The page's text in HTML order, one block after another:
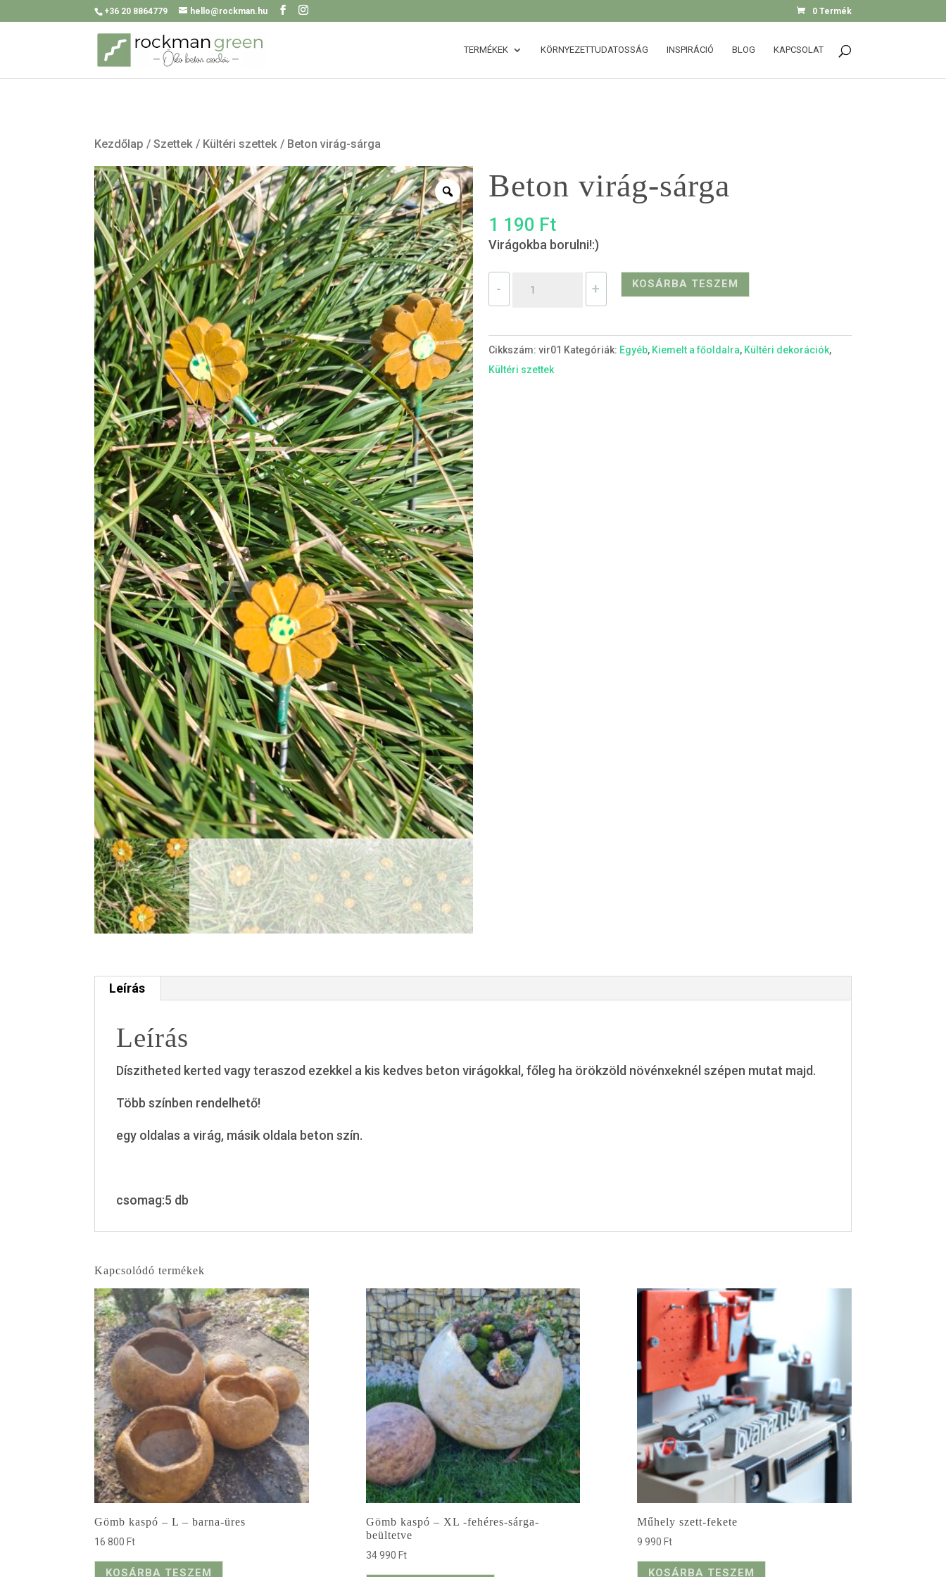
+36 20 8864779 hello@rockman.hu 0 Termék
TERMÉKEK KÖRNYEZETTUDATOSSÁG INSPIRÁCIÓ BLOG KAPCSOLAT
Kezdőlap /Szettek / Kültéri szettek / Beton virág-sárga
Beton virág-sárga
1 190 Ft
Virágokba borulni!:)
-
mennyiség
+ KOSÁRBA TESZEM
Cikkszám: vir01 Kategóriák: Egyéb, Kiemelt a főoldalra, Kültéri dekorációk,
Kültéri szettek
Leírás
Leírás
Díszitheted kerted vagy teraszod ezekkel a kis kedves beton virágokkal, főleg ha örökzöld növénxeknél szépen mutat majd.
Több színben rendelhető!
egy oldalas a virág, másik oldala beton szín.
csomag:5 db
Kapcsolódó termékek
Gömb kaspó – L – barna-üres
16 800 Ft
KOSÁRBA TESZEM
Gömb kaspó – XL -fehéres-sárga-
beültetve
34 990 Ft
Műhely szett-fekete
9 990 Ft
KOSÁRBA TESZEM